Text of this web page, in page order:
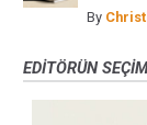
By
EDITÖRÜN